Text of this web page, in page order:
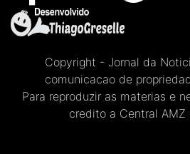
Copyright - Jornal da
comunicacao de
Para reproduzir as materias e
credito a Central